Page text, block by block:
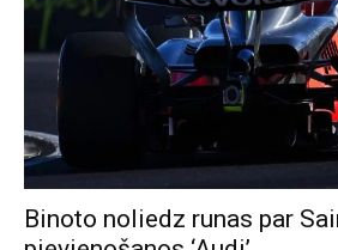
Binoto noliedz runas par